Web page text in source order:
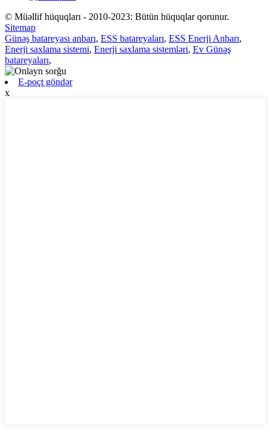
© Müəllif hüquqları - 2010-2023: Bütün hüquqlar qorunur.
Sitemap
Günəş batareyası anbarı, ESS batareyaları, ESS Enerji Anbarı,
Enerji saxlama sistemi, Enerji saxlama sistemləri, Ev Günəş
batareyaları,
E-poçt göndər
x